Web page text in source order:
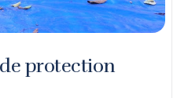
protection